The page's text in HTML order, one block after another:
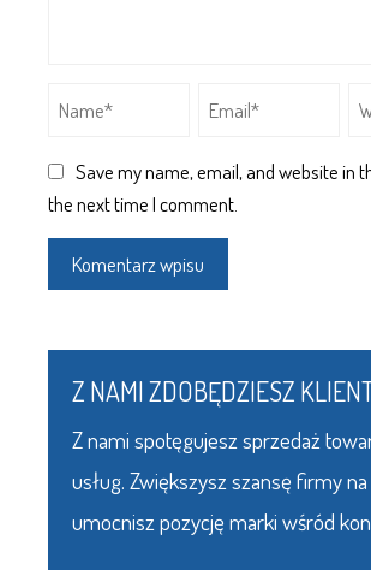
Save my name, email, and website in
the next time I comment.
Z NAMI ZDOBĘDZIESZ
Z nami spotęgujesz sprzedaż
usług. Zwiększysz szansę firmy na
umocnisz pozycję marki wśród